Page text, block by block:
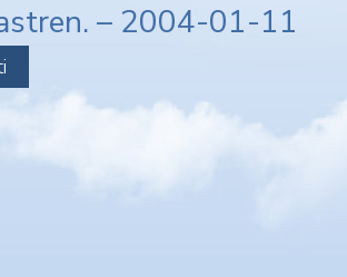
– 2004-01-11